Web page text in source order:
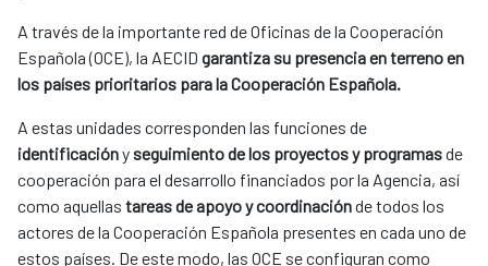
A través de la importante red de Oficinas de la Cooperación
Española (OCE), la AECID garantiza su presencia en terreno en
los países prioritarios para la Cooperación Española.
identificación y seguimiento de los proyectos y programas de
cooperación para el desarrollo financiados por la Agencia, así
como aquellas tareas de apoyo y coordinación de todos los
actores de la Cooperación Española presentes en cada uno de